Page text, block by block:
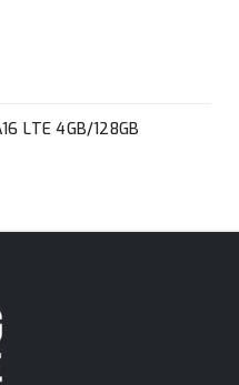
LTE 4GB/128GB